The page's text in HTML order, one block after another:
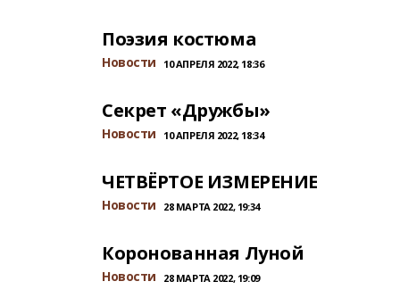
Поэзия костюма
Новости 10 АПРЕЛЯ 2022, 18:36
Секрет «Дружбы»
Новости 10 АПРЕЛЯ 2022, 18:34
ЧЕТВЁРТОЕ ИЗМЕРЕНИЕ
Новости 28 МАРТА 2022, 19:34
Коронованная Луной
Новости 28 МАРТА 2022, 19:09